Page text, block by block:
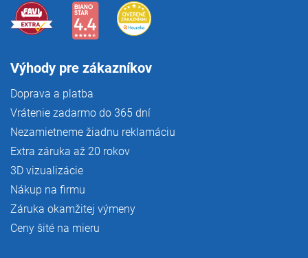
Výhody pre zákazníkov
Doprava a platba
Vrátenie zadarmo do 365 dní
Nezamietneme žiadnu reklamáciu
Extra záruka až 20 rokov
3D vizualizácie
Nákup na firmu
Záruka okamžitej výmeny
Ceny šité na mieru